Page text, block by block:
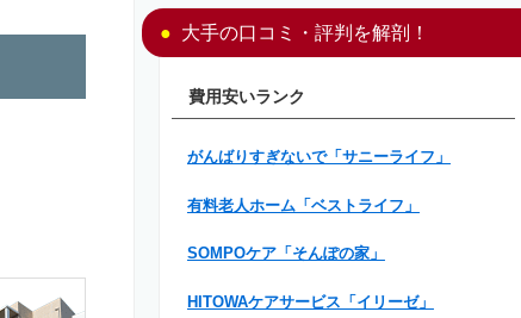
大手の口コミ・評判を解剖！
費用安いランク
がんばりすぎないで「サニーライフ」
有料老人ホーム「ベストライフ」
SOMPOケア「そんぽの家」
HITOWAケアサービス「イリーゼ」